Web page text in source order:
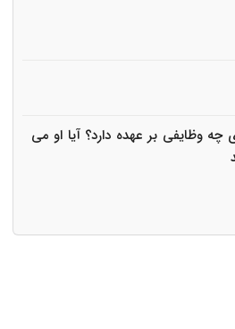
وظایفی بر عهده دارد؟ آیا او می